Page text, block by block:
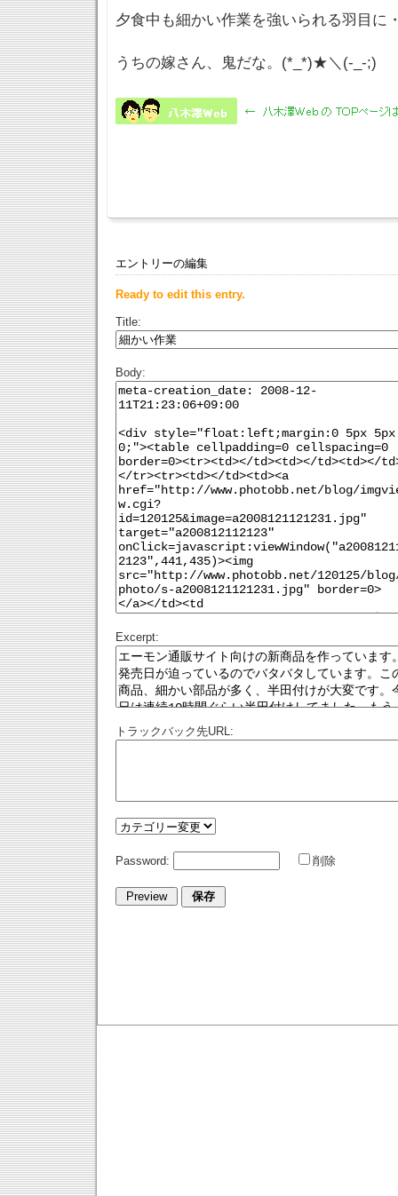
夕食中も細かい作業を強いられる羽目に
うちの嫁さん、鬼だな。(*_*)★＼(-_-;)
エントリーの編集
Ready to edit this entry.
Title:
Body:
Excerpt:
トラックバック先URL:
Password: 削除